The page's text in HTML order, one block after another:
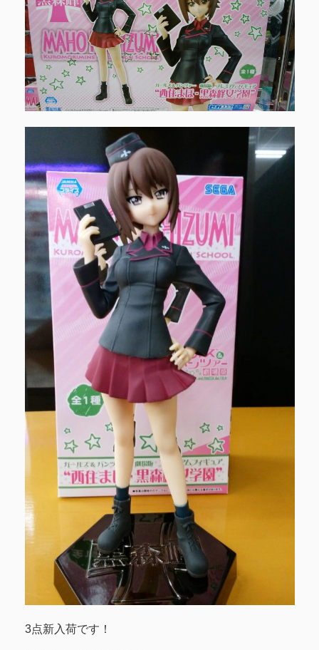
3点新入荷です！